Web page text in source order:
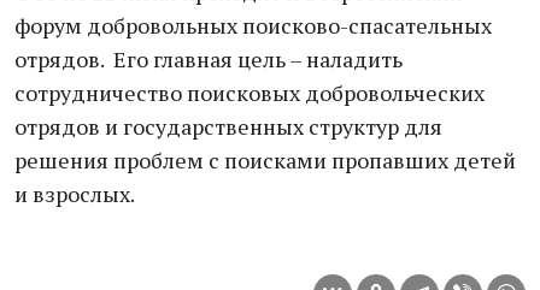
форум добровольных поисково-спасательных
отрядов. Его главная цель – наладить
сотрудничество поисковых добровольческих
отрядов и государственных структур для
решения проблем с поисками пропавших детей
и взрослых.